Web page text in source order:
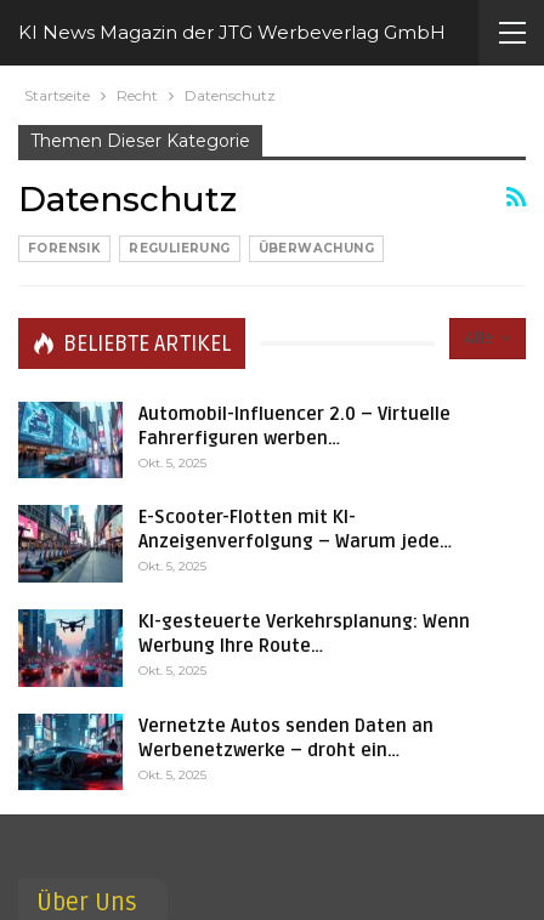
KI News Magazin der JTG Werbeverlag GmbH
Startseite Recht Datenschutz
Themen Dieser Kategorie
Datenschutz
FORENSIK REGULIERUNG ÜBERWACHUNG
Alle
BELIEBTE ARTIKEL
Automobil-Influencer 2.0 – Virtuelle
Fahrerfiguren werben…
Okt. 5, 2025
E-Scooter-Flotten mit KI-
Anzeigenverfolgung – Warum jede…
Okt. 5, 2025
KI-gesteuerte Verkehrsplanung: Wenn
Werbung Ihre Route…
Okt. 5, 2025
Vernetzte Autos senden Daten an
Werbenetzwerke – droht ein…
Okt. 5, 2025
Über Uns